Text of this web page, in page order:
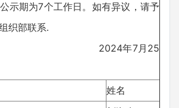
示期为7个工作日。如有异议，请予
织部联系.
年7月25
姓名